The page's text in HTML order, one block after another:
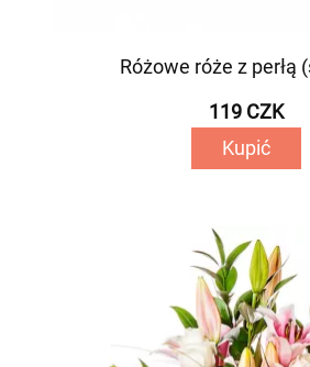
Różowe róże z perłą
119 CZK
Kupić